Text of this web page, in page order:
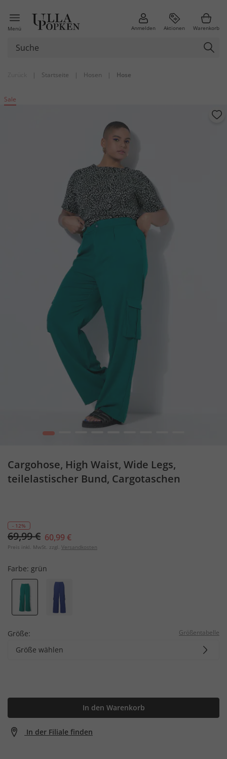
Menü Anmelden Aktionen Warenkorb
| Startseite | Hosen | Hose
Sale
1
Cargohose, High Waist, Wide Legs,
teilelastischer Bund, Cargotaschen
- 12%
69,99 € 60,99 €
Preis inkl. MwSt. zzgl. Versandkosten
Farbe: grün
Größe: Größentabelle
Größe wählen
In den Warenkorb
In der Filiale finden